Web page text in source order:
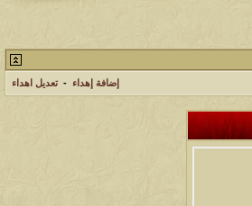
إضافة إهداء - تعديل اهداء